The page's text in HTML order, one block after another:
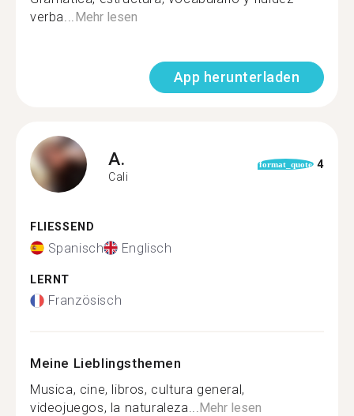
verba...Mehr lesen
App herunterladen
A.
Cali
format_quote 4
FLIESSEND
Spanisch Englisch
LERNT
Französisch
Meine Lieblingsthemen
Musica, cine, libros, cultura general,
videojuegos, la naturaleza...Mehr lesen